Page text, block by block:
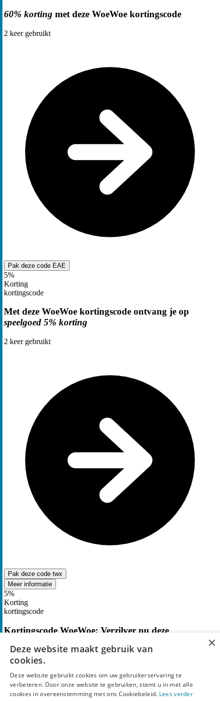
60% korting met deze WoeWoe kortingscode
2 keer gebruikt
Pak deze code EAE
5%
Korting
kortingscode
Met deze WoeWoe kortingscode ontvang je op
speelgoed 5% korting
2 keer gebruikt
Pak deze code twx
Meer informatie
5%
Korting
kortingscode
Kortingscode WoeWoe: Verzilver nu deze
keer gebruikt
×
Deze website maakt gebruik van
cookies.
Deze website gebruikt cookies om uw gebruikerservaring te
verbeteren. Door onze website te gebruiken, stemt u in met alle
cookies in overeenstemming met ons Cookiebeleid. Lees verder